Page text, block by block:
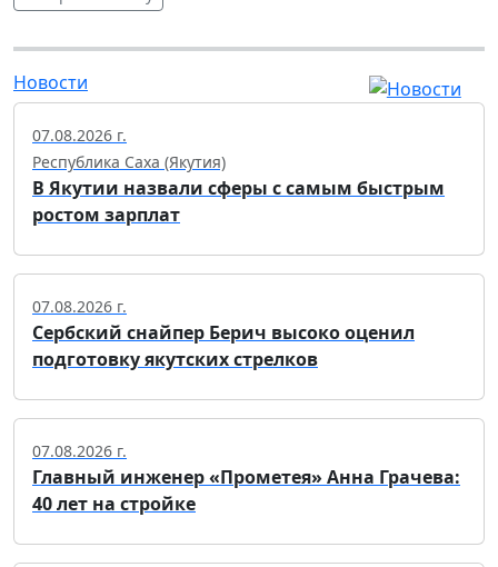
Новости
07.08.2026 г.
Республика Саха (Якутия)
В Якутии назвали сферы с самым быстрым
ростом зарплат
07.08.2026 г.
Сербский снайпер Берич высоко оценил
подготовку якутских стрелков
07.08.2026 г.
Главный инженер «Прометея» Анна Грачева:
40 лет на стройке